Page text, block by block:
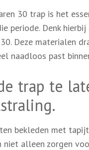
30 trap is het
periode. Denk
Deze materialen
naadloos past
trap te
bekleden met
alleen zorgen